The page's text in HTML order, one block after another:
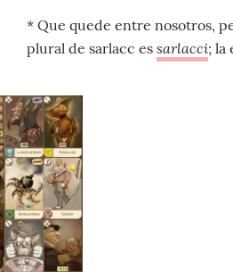
* Que quede entre nosotros,
plural de sarlacc es sarlacci; la